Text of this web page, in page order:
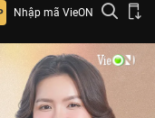
Nhập mã VieON